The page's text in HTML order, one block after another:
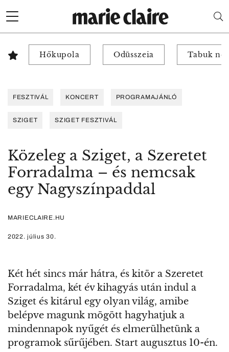
Hőkupola Odüsszeia Tabuk
FESZTIVÁL KONCERT PROGRAMAJÁNLÓ
SZIGET SZIGET FESZTIVÁL
Közeleg a Sziget, a Szeretet
Forradalma – és nemcsak
egy Nagyszínpaddal
MARIECLAIRE.HU
2022. július 30.
Két hét sincs már hátra, és kitör a Szeretet
Forradalma, két év kihagyás után indul a
Sziget és kitárul egy olyan világ, amibe
belépve magunk mögött hagyhatjuk a
mindennapok nyűgét és elmerülhetünk a
programok sűrűjében. Start augusztus 10-én.